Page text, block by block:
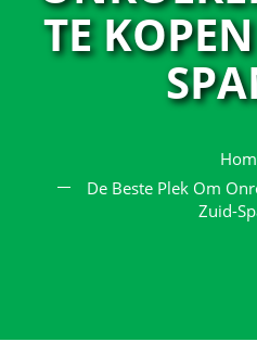
TE
De Beste Plek Om
Zuid-